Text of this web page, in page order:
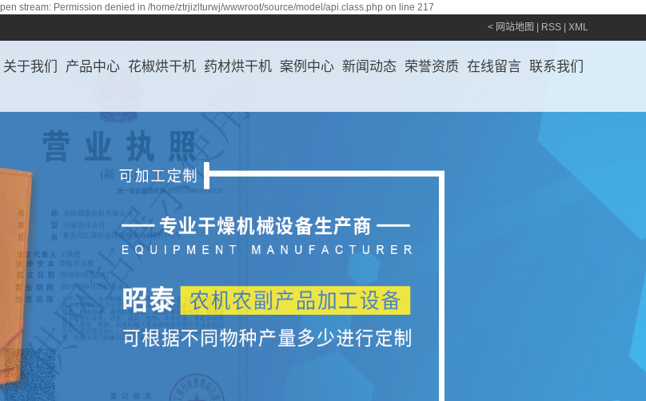
stream: Permission denied in /home/ztrjizlturwj/wwwroot/source/model/api.class.php on line 217
< 网站地图 RSS XML
关于我们 产品中心 花椒烘干机 药材烘干机 案例中心 新闻动态 荣誉资质 在线留言 联系我们